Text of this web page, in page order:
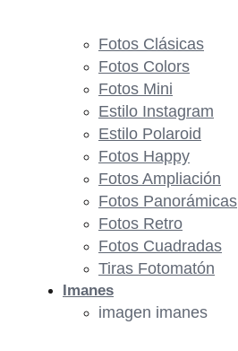
Fotos Clásicas
Fotos Colors
Fotos Mini
Estilo Instagram
Estilo Polaroid
Fotos Happy
Fotos Ampliación
Fotos Panorámicas
Fotos Retro
Fotos Cuadradas
Tiras Fotomatón
Imanes
imagen imanes